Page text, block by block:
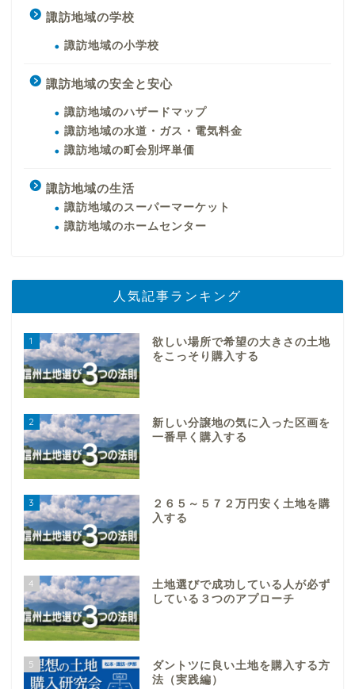
諏訪地域の学校
諏訪地域の小学校
諏訪地域の安全と安心
諏訪地域のハザードマップ
諏訪地域の水道・ガス・電気料金
諏訪地域の町会別坪単価
諏訪地域の生活
諏訪地域のスーパーマーケット
諏訪地域のホームセンター
人気記事ランキング
1
欲しい場所で希望の大きさの土地
をこっそり購入する
2
新しい分譲地の気に入った区画を
一番早く購入する
3
２６５～５７２万円安く土地を購
入する
4
土地選びで成功している人が必ず
している３つのアプローチ
5
ダントツに良い土地を購入する方
法（実践編）